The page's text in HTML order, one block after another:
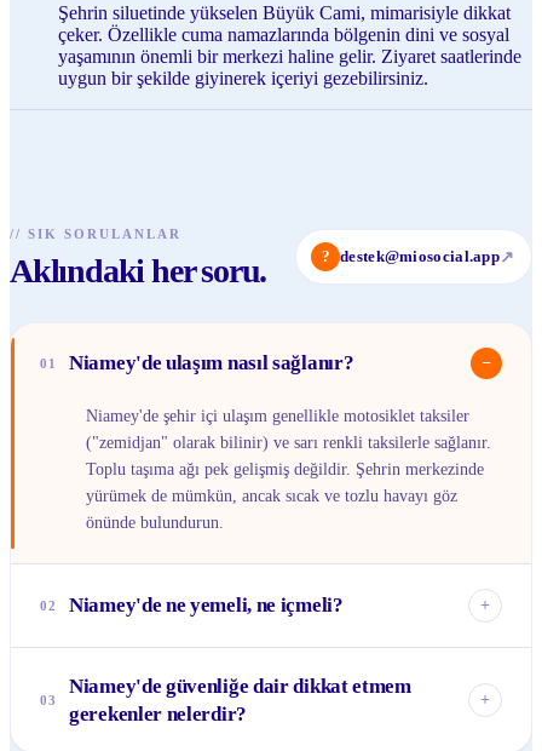
Şehrin siluetinde yükselen Büyük Cami, mimarisiyle dikkat
çeker. Özellikle cuma namazlarında bölgenin dini ve sosyal
yaşamının önemli bir merkezi haline gelir. Ziyaret saatlerinde
uygun bir şekilde giyinerek içeriyi gezebilirsiniz.
// SIK SORULANLAR
Aklındaki her soru. ? destek@miosocial.app↗
01 Niamey'de ulaşım nasıl sağlanır? −
Niamey'de şehir içi ulaşım genellikle motosiklet taksiler
("zemidjan" olarak bilinir) ve sarı renkli taksilerle sağlanır.
Toplu taşıma ağı pek gelişmiş değildir. Şehrin merkezinde
yürümek de mümkün, ancak sıcak ve tozlu havayı göz
önünde bulundurun.
02 Niamey'de ne yemeli, ne içmeli? +
"Djerma stew" (etli güveç), "fufu" (nişastalı hamur) ve
"grilled fish" (ızgara balık) deneyebilirsiniz. Yol kenarındaki
03
Niamey'de güvenliğe dair dikkat etmem
gerekenler nelerdir?
+